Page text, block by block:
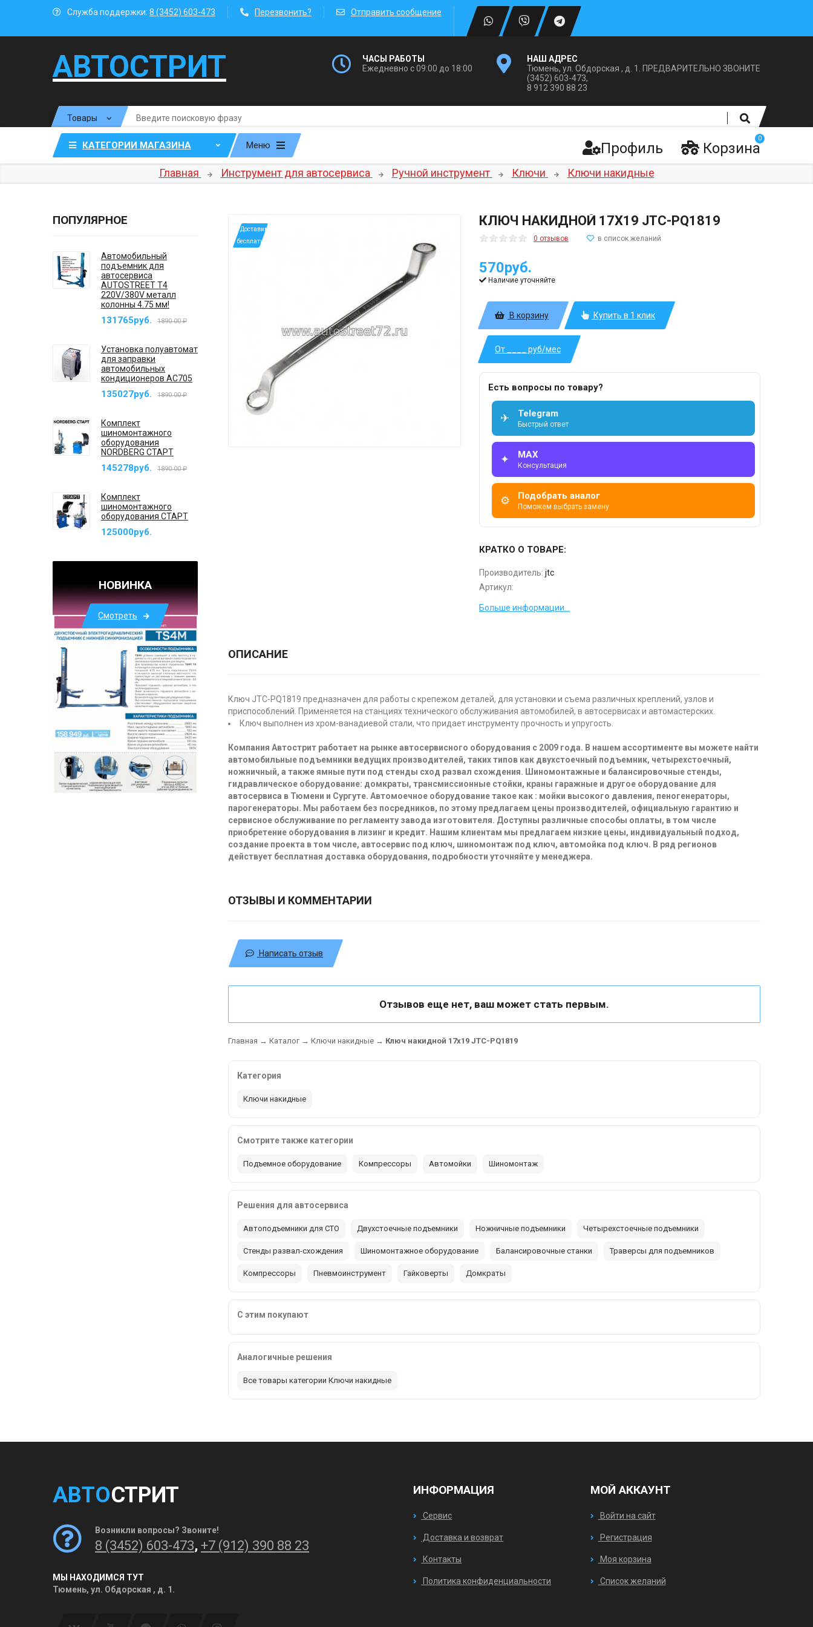
Служба поддержки: 8 (3452) 603-473 Перезвонить? Отправить сообщение
АВТОСТРИТ
ЧАСЫ РАБОТЫ
Ежедневно с 09:00 до 18:00
НАШ АДРЕС
Тюмень, ул. Обдорская , д. 1. ПРЕДВАРИТЕЛЬНО ЗВОНИТЕ
(3452) 603-473,
8 912 390 88 23
КАТЕГОРИИ МАГАЗИНА Меню Корзина
0
Профиль
Главная Инструмент для автосервиса Ручной инструмент Ключи Ключи накидные
*Доставим
бесплатно
КЛЮЧ НАКИДНОЙ 17Х19 JTC-PQ1819
0 отзывов
570руб.
Наличие уточняйте
В корзину Купить в 1 клик
От ____ руб/мес
Есть вопросы по товару?
✈ Telegram
Быстрый ответ
✦ MAX
Консультация
⚙ Подобрать аналог
Поможем выбрать замену
КРАТКО О ТОВАРЕ:
Производитель: jtc
Артикул:
Больше информации...
ОПИСАНИЕ
Ключ JTC-PQ1819 предназначен для работы с крепежом деталей, для установки и съема различных креплений, узлов и
приспособлений. Применяется на станциях технического обслуживания автомобилей, в автосервисах и автомастерских.
Ключ выполнен из хром-ванадиевой стали, что придает инструменту прочность и упругость.
Компания Автострит работает на рынке автосервисного оборудования с 2009 года. В нашем ассортименте вы можете найти
автомобильные подъемники ведущих производителей, таких типов как двухстоечный подъемник, четырехстоечный,
ножничный, а также ямные пути под стенды сход развал схождения. Шиномонтажные и балансировочные стенды,
гидравлическое оборудование: домкраты, трансмиссионные стойки, краны гаражные и другое оборудование для
автосервиса в Тюмени и Сургуте. Автомоечное оборудование такое как : мойки высокого давления, пеногенераторы,
парогенераторы. Мы работаем без посредников, по этому предлагаем цены производителей, официальную гарантию и
сервисное обслуживание по регламенту завода изготовителя. Доступны различные способы оплаты, в том числе
приобретение оборудования в лизинг и кредит. Нашим клиентам мы предлагаем низкие цены, индивидуальный подход,
создание проекта в том числе, автосервис под ключ, шиномонтаж под ключ, автомойка под ключ. В ряд регионов
действует бесплатная доставка оборудования, подробности уточняйте у менеджера.
ОТЗЫВЫ И КОММЕНТАРИИ
Написать отзыв
Отзывов еще нет, ваш может стать первым.
Главная → Каталог→ Ключи накидные → Ключ накидной 17х19 JTC-PQ1819
Категория
Ключи накидные
Смотрите также категории
Подъемное оборудование Компрессоры Автомойки Шиномонтаж
Решения для автосервиса
Автоподъемники для СТО Двухстоечные подъемники Ножничные подъемники Четырехстоечные подъемники
Стенды развал-схождения Шиномонтажное оборудование Балансировочные станки Траверсы для подъемников
Компрессоры Пневмоинструмент Гайковерты Домкраты
С этим покупают
Аналогичные решения
Все товары категории Ключи накидные
ПОПУЛЯРНОЕ
Автомобильный
подъемник для
автосервиса
AUTOSTREET T4
220V/380V металл
колонны 4.75 мм!
131765руб. 1890.00 ₽
Установка полуавтомат
для заправки
автомобильных
кондиционеров AC705
135027руб. 1890.00 ₽
Комплект
шиномонтажного
оборудования
NORDBERG СТАРТ
145278руб. 1890.00 ₽
Комплект
шиномонтажного
оборудования СТАРТ
125000руб.
НОВИНКА
Смотреть
АВТОСТРИТ
Возникли вопросы? Звоните!
8 (3452) 603-473, +7 (912) 390 88 23
МЫ НАХОДИМСЯ ТУТ
Тюмень, ул. Обдорская , д. 1.
ИНФОРМАЦИЯ
Сервис
Доставка и возврат
Контакты
Политика конфиденциальности
МОЙ АККАУНТ
Войти на сайт
Регистрация
Моя корзина
Список желаний